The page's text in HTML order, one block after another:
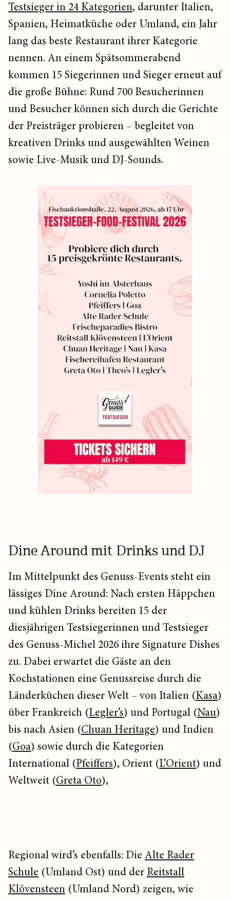
Testsieger in 24 Kategorien, darunter Italien,
Spanien, Heimatküche oder Umland, ein Jahr
lang das beste Restaurant ihrer Kategorie
nennen. An einem Spätsommerabend
kommen 15 Siegerinnen und Sieger erneut auf
die große Bühne: Rund 700 Besucherinnen
und Besucher können sich durch die Gerichte
der Preisträger probieren – begleitet von
kreativen Drinks und ausgewählten Weinen
sowie Live-Musik und DJ-Sounds.
Dine Around mit Drinks und DJ
Im Mittelpunkt des Genuss-Events steht ein
lässiges Dine Around: Nach ersten Häppchen
und kühlen Drinks bereiten 15 der
diesjährigen Testsiegerinnen und Testsieger
des Genuss-Michel 2026 ihre Signature Dishes
zu. Dabei erwartet die Gäste an den
Kochstationen eine Genussreise durch die
Länderküchen dieser Welt – von Italien (Kasa)
über Frankreich (Legler’s) und Portugal (Nau)
bis nach Asien (Chuan Heritage) und Indien
(Goa) sowie durch die Kategorien
International (Pfeiffers), Orient (L’Orient) und
Weltweit (Greta Oto),
Regional wird’s ebenfalls: Die Alte Rader
Schule (Umland Ost) und der Reitstall
Klövensteen (Umland Nord) zeigen, wie